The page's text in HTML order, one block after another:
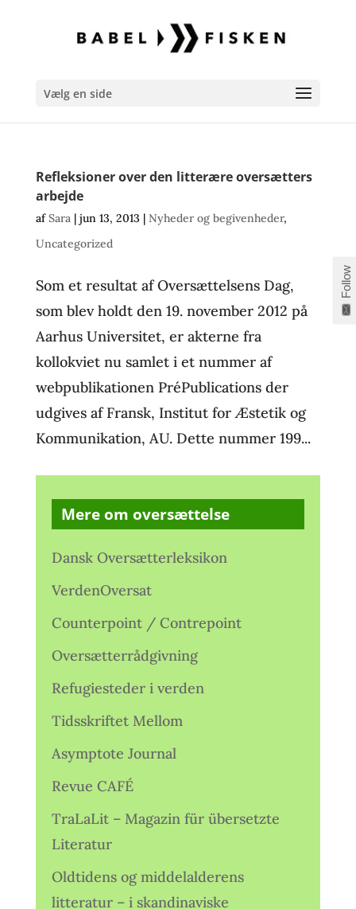
Vælg en side
Refleksioner over den litterære oversætters
arbejde
afSara| jun 13, 2013| Nyheder og begivenheder,
Uncategorized
Som et resultat af Oversættelsens Dag,
som blev holdt den 19. november 2012 på
Aarhus Universitet, er akterne fra
kollokviet nu samlet i et nummer af
webpublikationen PréPublications der
udgives af Fransk, Institut for Æstetik og
Kommunikation, AU. Dette nummer 199...
Mere om oversættelse
Dansk Oversætterleksikon
VerdenOversat
Counterpoint / Contrepoint
Oversætterrådgivning
Refugiesteder i verden
Tidsskriftet Mellom
Asymptote Journal
Revue CAFÉ
TraLaLit – Magazin für übersetzte
Literatur
Oldtidens og middelalderens
litteratur – i skandinaviske
Follow